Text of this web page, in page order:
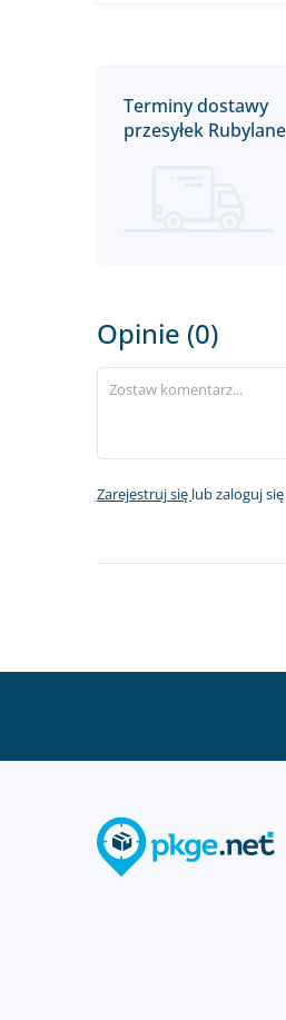
Terminy dostawy
przesyłek Rubylane
Opinie (0)
Zarejestruj się lub zaloguj